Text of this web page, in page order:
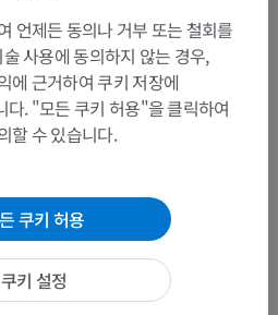
관계통> 전신동맥>
척추동맥뇌막가지
부 구조가 없습니다
언제든 동의나 거부 또는 철회를
사용에 동의하지 않는 경우,
에 근거하여 쿠키 저장에
다. "모든 쿠키 허용"을 클릭하여
할 수 있습니다.
쿠키 허용
쿠키 설정